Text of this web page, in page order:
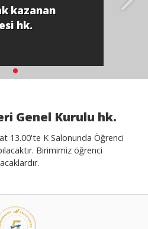
kazanan
hk.
Genel Kurulu hk.
13.00'te K Salonunda Öğrenci
Birimimiz öğrenci